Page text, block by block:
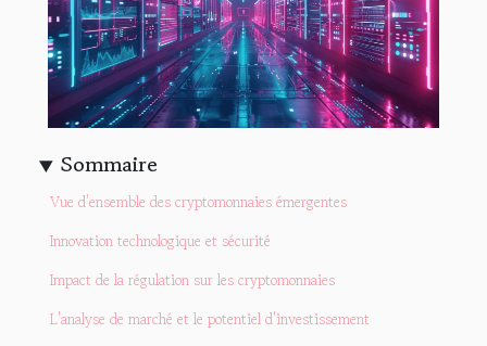
Sommaire
Vue d'ensemble des cryptomonnaies émergentes
Innovation technologique et sécurité
Impact de la régulation sur les cryptomonnaies
L'analyse de marché et le potentiel d'investissement